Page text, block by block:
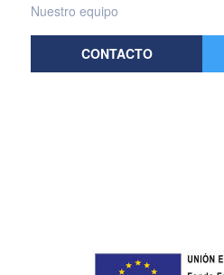
Nuestro equipo
CONTACTO